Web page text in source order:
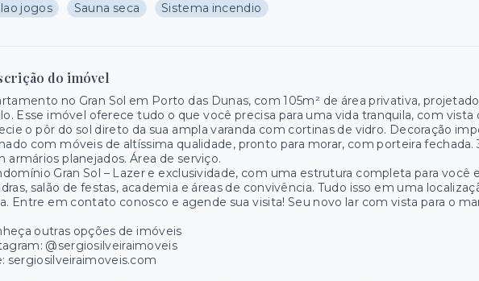
jogos
Sauna seca Sistema incendio
do imóvel
no Gran Sol em Porto das Dunas, com 105m² de área privativa,
Esse imóvel oferece tudo o que você precisa para uma vida tranquila, com vista
o pôr do sol direto da sua ampla varanda com cortinas de vidro. Decoração
com móveis de altíssima qualidade, pronto para morar, com porteira fechada.
armários planejados. Área de serviço.
Gran Sol – Lazer e exclusividade, com uma estrutura completa para você
salão de festas, academia e áreas de convivência. Tudo isso em uma
Entre em contato conosco e agende sua visita! Seu novo lar com vista para o
outras opções de imóveis
@sergiosilveiraimoveis
sergiosilveiraimoveis.com